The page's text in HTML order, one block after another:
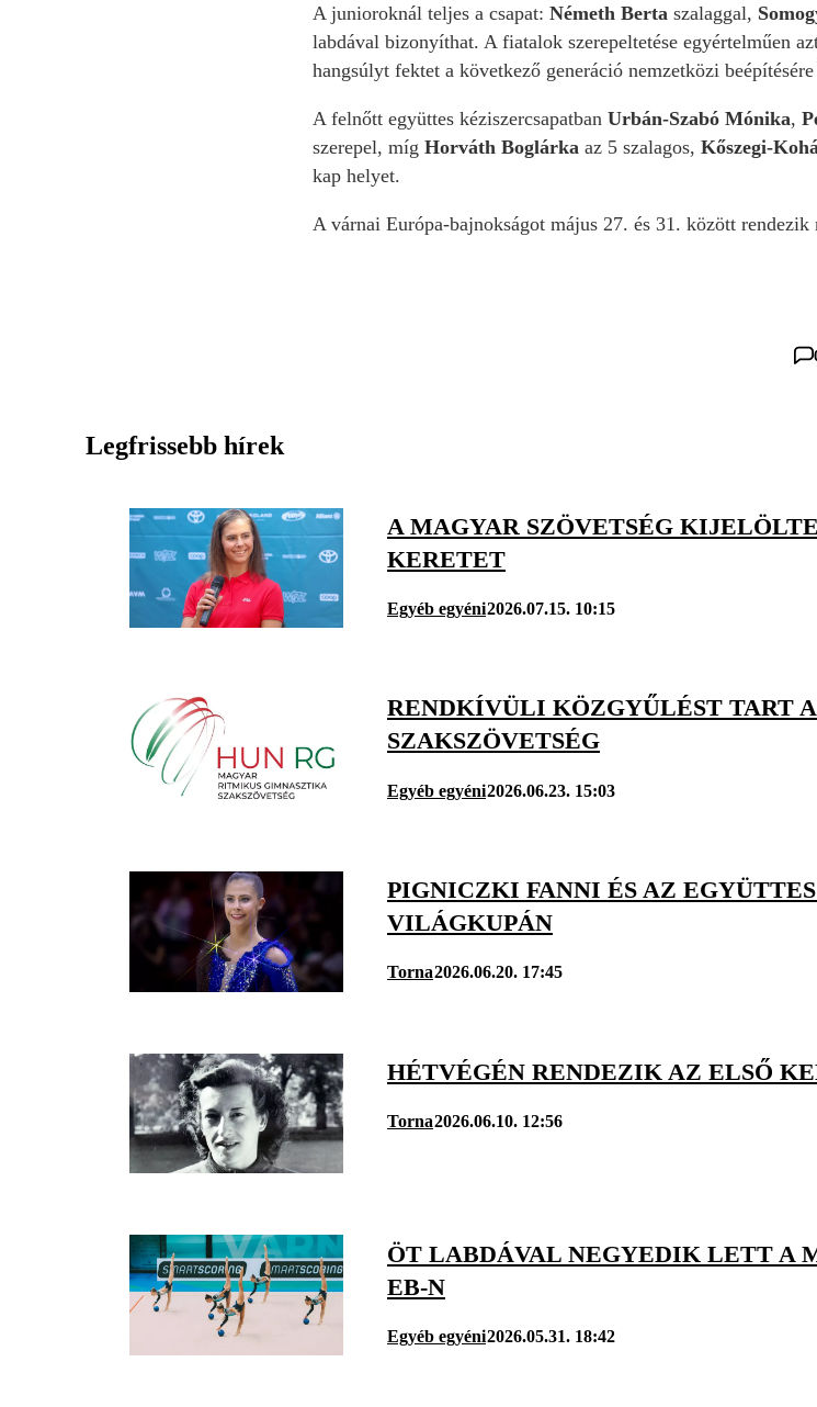
A junioroknál teljes a csapat: Németh Berta szalaggal,
labdával bizonyíthat. A fiatalok szerepeltetése egyértelműen
hangsúlyt fektet a következő generáció nemzetközi
A felnőtt együttes kéziszercsapatban Urbán-Szabó Mónika,
szerepel, míg Horváth Boglárka az 5 szalagos, Kőszegi-
kap helyet.
A várnai Európa-bajnokságot május 27. és 31. között rendezik
Legfrissebb hírek
A MAGYAR SZÖVETSÉG
KERETET
Egyéb egyéni2026.07.15. 10:15
RENDKÍVÜLI KÖZGYŰLÉST TART
SZAKSZÖVETSÉG
Egyéb egyéni2026.06.23. 15:03
PIGNICZKI FANNI ÉS AZ
VILÁGKUPÁN
Torna2026.06.20. 17:45
HÉTVÉGÉN RENDEZIK AZ ELSŐ
Torna2026.06.10. 12:56
ÖT LABDÁVAL NEGYEDIK LETT A
EB-N
Egyéb egyéni2026.05.31. 18:42